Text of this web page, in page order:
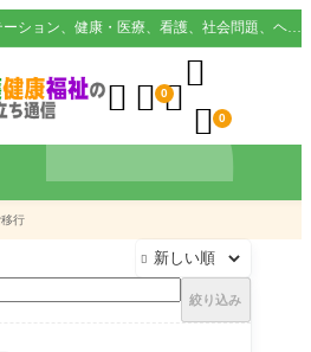
介護保険、福祉情勢、リハビリテーション、健康・医療、看護、社会問題、ヘルスケア業界など様々な切り口から役立つ情報を配信。
  0

 0
行

絞り込み